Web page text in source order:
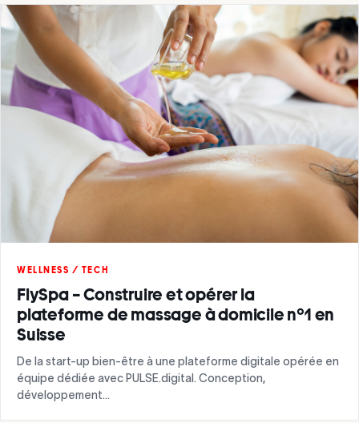
WELLNESS / TECH
FlySpa – Construire et opérer la
plateforme de massage à domicile n°1 en
Suisse
De la start-up bien-être à une plateforme digitale opérée en
équipe dédiée avec PULSE.digital. Conception,
développement…